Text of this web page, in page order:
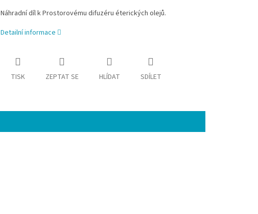
Náhradní díl k Prostorovému difuzéru éterických olejů.
Detailní informace
TISK ZEPTAT SE HLÍDAT SDÍLET